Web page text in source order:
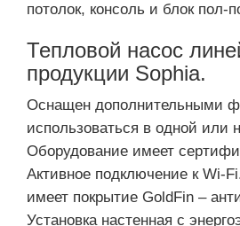
потолок, консоль и блок пол-
Тепловой насос
продукции Sophia.
Оснащен дополнительными
использоваться в одной или
Оборудование имеет
Активное подключение к Wi-
имеет покрытие GoldFin –
Установка настенная с